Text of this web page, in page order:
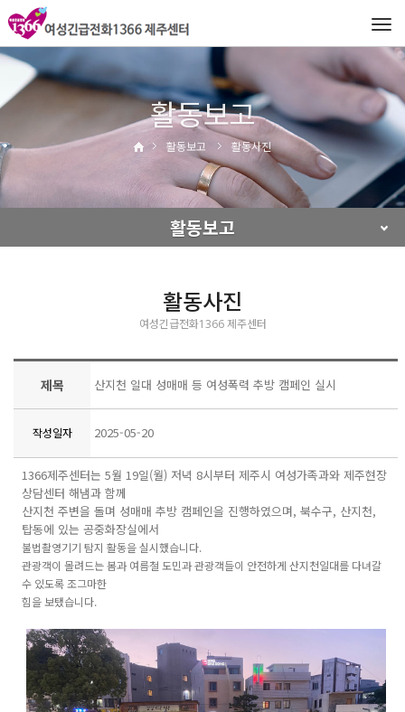
활동보고
활동보고 활동사진
활동보고
활동사진
여성긴급전화1366 제주센터
제목 산지천 일대 성매매 등 여성폭력 추방 캠페인 실시
작성일자 2025-05-20
1366제주센터는 5월 19일(월) 저녁 8시부터 제주시 여성가족과와 제주현장
상담센터 해냄과 함께
산지천 주변을 돌며 성매매 추방 캠페인을 진행하였으며, 북수구, 산지천,
탑동에 있는 공중화장실에서
불법촬영기기 탐지 활동을 실시했습니다.
관광객이 몰려드는 봄과 여름철 도민과 관광객들이 안전하게 산지천일대를 다녀갈
수 있도록 조그마한
힘을 보탰습니다.